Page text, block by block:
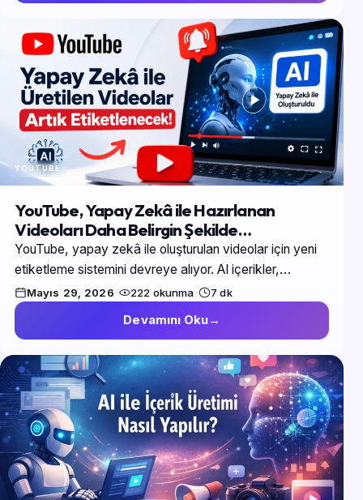
YOUTUBE
YouTube, Yapay Zekâ ile Hazırlanan
Videoları Daha Belirgin Şekilde
Etiketleyecek
YouTube, yapay zekâ ile oluşturulan videolar için yeni
etiketleme sistemini devreye alıyor. AI içerikler,
deepfake videolar ve YouTube algoritmasının geleceği
hakkında tüm…
Mayıs 29, 2026· 222 okunma· 7 dk
Devamını Oku